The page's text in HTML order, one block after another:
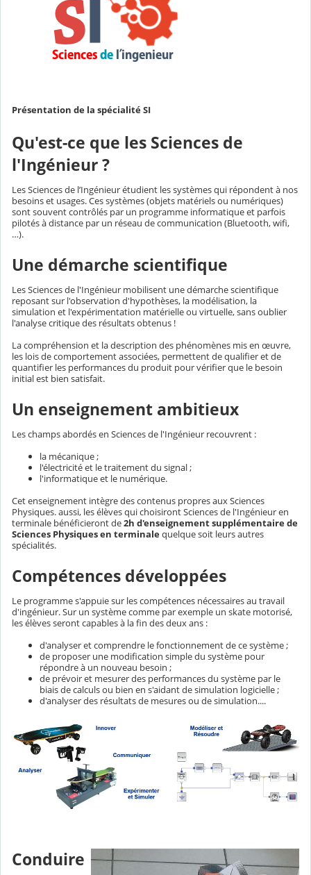
Présentation de la spécialité SI
Qu'est-ce que les Sciences de
l'Ingénieur ?
Les Sciences de l’Ingénieur étudient les systèmes qui répondent à nos
besoins et usages. Ces systèmes (objets matériels ou numériques)
sont souvent contrôlés par un programme informatique et parfois
pilotés à distance par un réseau de communication (Bluetooth, wifi,
…).
Une démarche scientifique
Les Sciences de l'Ingénieur mobilisent une démarche scientifique
reposant sur l'observation d'hypothèses, la modélisation, la
simulation et l'expérimentation matérielle ou virtuelle, sans oublier
l'analyse critique des résultats obtenus !
La compréhension et la description des phénomènes mis en œuvre,
les lois de comportement associées, permettent de qualifier et de
quantifier les performances du produit pour vérifier que le besoin
initial est bien satisfait.
Un enseignement ambitieux
Les champs abordés en Sciences de l'Ingénieur recouvrent :
la mécanique ;
l'électricité et le traitement du signal ;
l'informatique et le numérique.
Cet enseignement intègre des contenus propres aux Sciences
Physiques. aussi, les élèves qui choisiront Sciences de l'Ingénieur en
terminale bénéficieront de2h d'enseignement supplémentaire de
Sciences Physiques en terminalequelque soit leurs autres
spécialités.
Compétences développées
Le programme s'appuie sur les compétences nécessaires au travail
d'ingénieur. Sur un système comme par exemple un skate motorisé,
les élèves seront capables à la fin des deux ans :
d'analyser et comprendre le fonctionnement de ce système ;
de proposer une modification simple du système pour
répondre à un nouveau besoin ;
de prévoir et mesurer des performances du système par le
biais de calculs ou bien en s'aidant de simulation logicielle ;
d'analyser des résultats de mesures ou de simulation....
Conduire